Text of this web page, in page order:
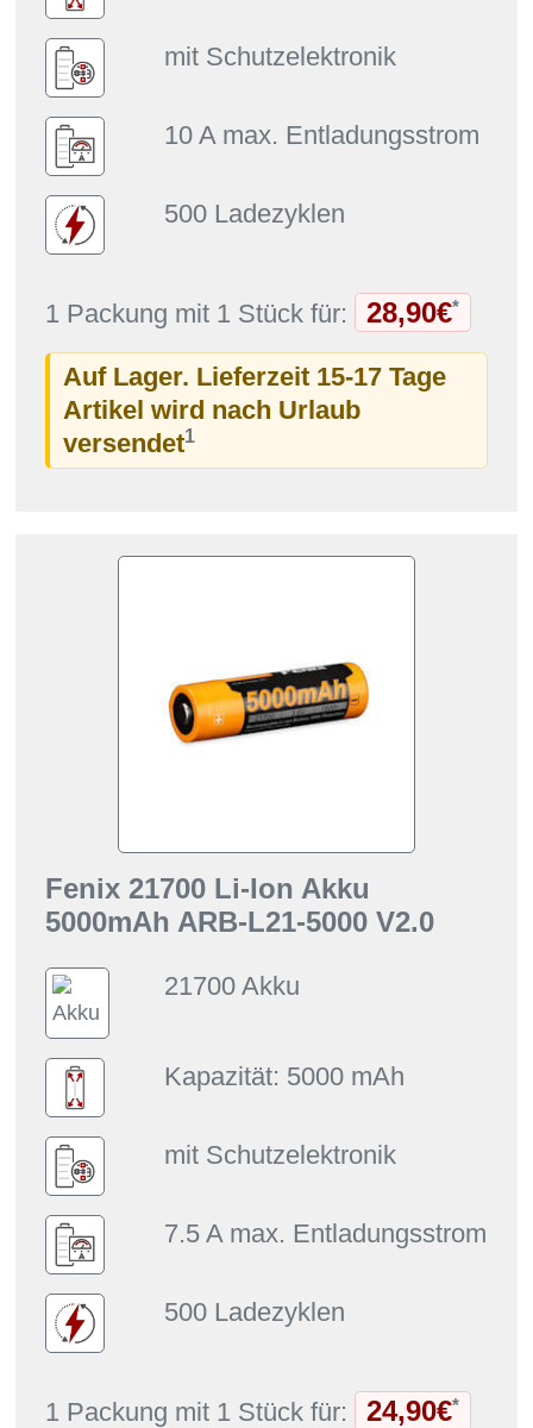
mit Schutzelektronik
10 A max. Entladungsstrom
500 Ladezyklen
1 Packung mit 1 Stück für: 28,90€*
Auf Lager. Lieferzeit 15-17 Tage
Artikel wird nach Urlaub
versendet1
Fenix 21700 Li-Ion Akku
5000mAh ARB-L21-5000 V2.0
21700 Akku
Kapazität: 5000 mAh
mit Schutzelektronik
7.5 A max. Entladungsstrom
500 Ladezyklen
1 Packung mit 1 Stück für: 24,90€*